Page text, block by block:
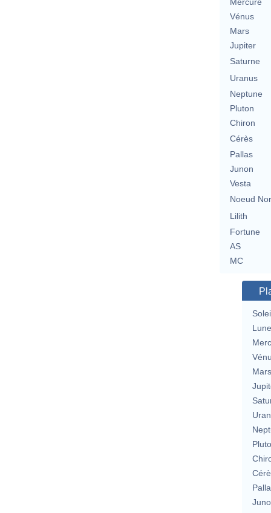
Mercure
Vénus
Mars
Jupiter
Saturne
Uranus
Neptune
Pluton
Chiron
Cérès
Pallas
Junon
Vesta
Noeud
Lilith
Fortune
AS
MC
Lune
Mars